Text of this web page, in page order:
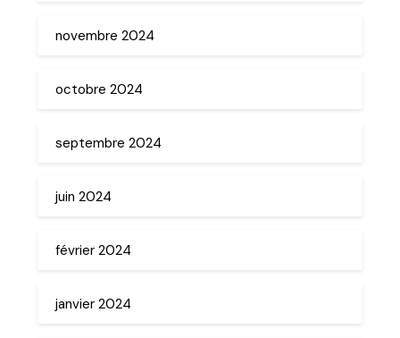
novembre 2024
octobre 2024
septembre 2024
juin 2024
février 2024
janvier 2024